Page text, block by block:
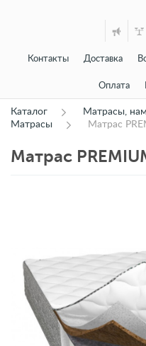
Контакты Доставка
Оплата
Каталог
Матрасы,
Матрасы
Матрас
Матрас